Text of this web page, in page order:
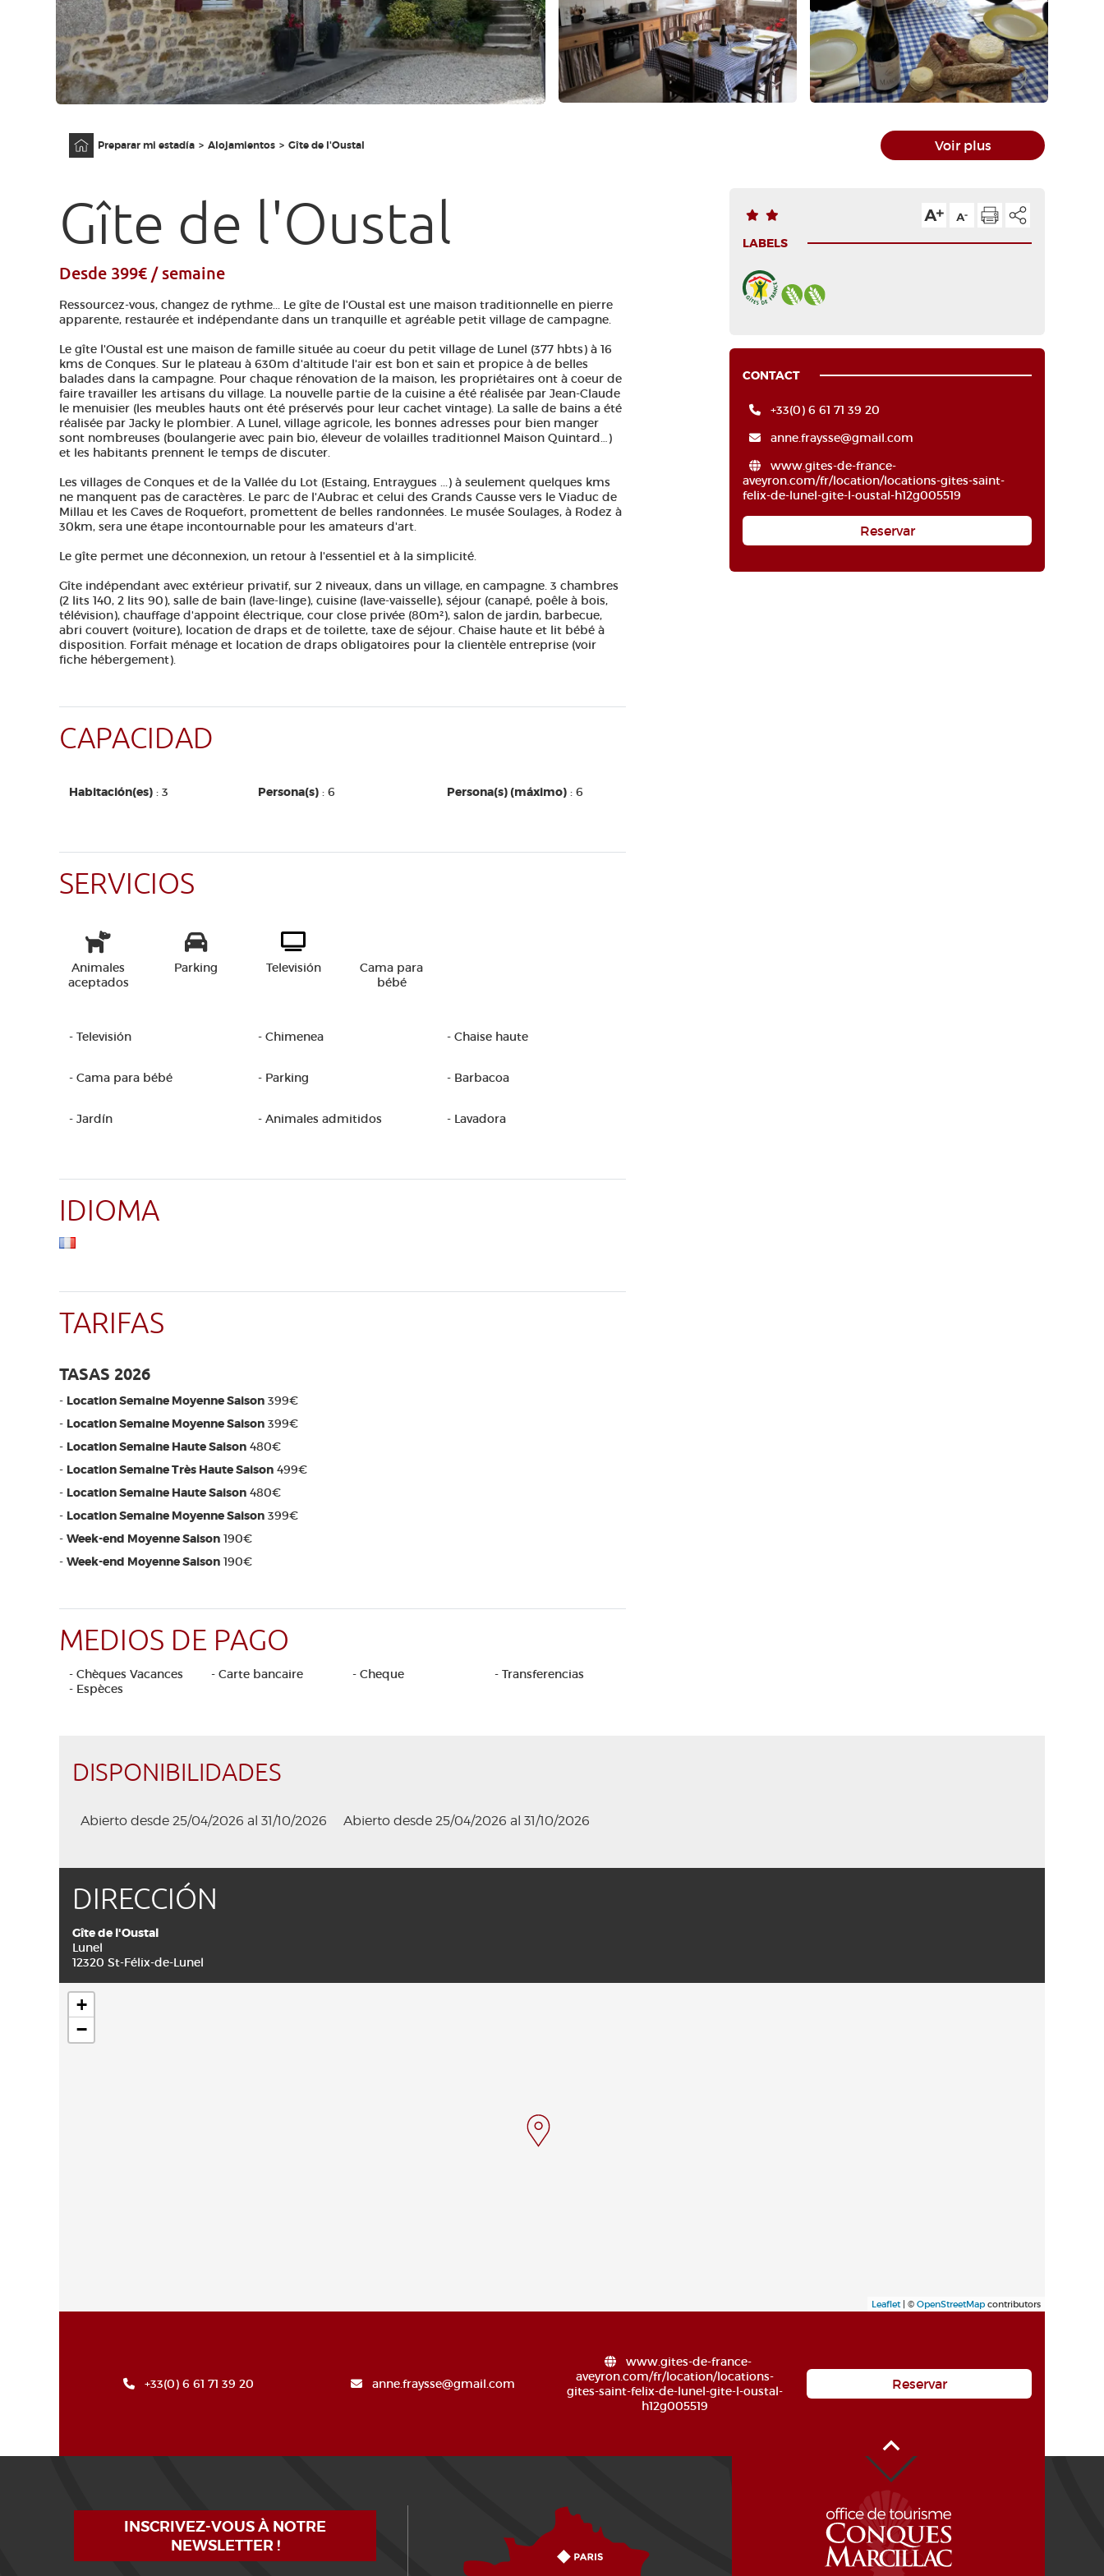
Preparar mi estadía Alojamientos Gîte de l'Oustal Voir plus
Gîte de l'Oustal
Desde 399€ / semaine
Ressourcez-vous, changez de rythme... Le gîte de l'Oustal est une maison traditionnelle en pierre
apparente, restaurée et indépendante dans un tranquille et agréable petit village de campagne.
Le gîte l'Oustal est une maison de famille située au coeur du petit village de Lunel (377 hbts) à 16
kms de Conques. Sur le plateau à 630m d'altitude l'air est bon et sain et propice à de belles
balades dans la campagne. Pour chaque rénovation de la maison, les propriétaires ont à coeur de
faire travailler les artisans du village. La nouvelle partie de la cuisine a été réalisée par Jean-Claude
le menuisier (les meubles hauts ont été préservés pour leur cachet vintage). La salle de bains a été
réalisée par Jacky le plombier. A Lunel, village agricole, les bonnes adresses pour bien manger
sont nombreuses (boulangerie avec pain bio, éleveur de volailles traditionnel Maison Quintard…)
et les habitants prennent le temps de discuter.
Les villages de Conques et de la Vallée du Lot (Estaing, Entraygues ...) à seulement quelques kms
ne manquent pas de caractères. Le parc de l'Aubrac et celui des Grands Causse vers le Viaduc de
Millau et les Caves de Roquefort, promettent de belles randonnées. Le musée Soulages, à Rodez à
30km, sera une étape incontournable pour les amateurs d'art.
Le gîte permet une déconnexion, un retour à l'essentiel et à la simplicité.
Gîte indépendant avec extérieur privatif, sur 2 niveaux, dans un village, en campagne. 3 chambres
(2 lits 140, 2 lits 90), salle de bain (lave-linge), cuisine (lave-vaisselle), séjour (canapé, poêle à bois,
télévision), chauffage d'appoint électrique, cour close privée (80m²), salon de jardin, barbecue,
abri couvert (voiture), location de draps et de toilette, taxe de séjour. Chaise haute et lit bébé à
disposition. Forfait ménage et location de draps obligatoires pour la clientèle entreprise (voir
fiche hébergement).
CAPACIDAD
Habitación(es) : 3 Persona(s) : 6 Persona(s) (máximo) : 6
SERVICIOS
Animales
aceptados
Parking Televisión
Cama para
bébé
- Televisión - Chimenea - Chaise haute
- Cama para bébé - Parking - Barbacoa
- Jardín - Animales admitidos - Lavadora
IDIOMA
TARIFAS
TASAS 2026
- Location Semaine Moyenne Saison 399€
- Location Semaine Moyenne Saison 399€
- Location Semaine Haute Saison 480€
- Location Semaine Très Haute Saison 499€
- Location Semaine Haute Saison 480€
- Location Semaine Moyenne Saison 399€
- Week-end Moyenne Saison 190€
- Week-end Moyenne Saison 190€
MEDIOS DE PAGO
- Chèques Vacances - Carte bancaire - Cheque
- Transferencias
- Espèces
LABELS
CONTACT
+33(0) 6 61 71 39 20
anne.fraysse@gmail.com
www.gites-de-france-
aveyron.com/fr/location/locations-gites-saint-
felix-de-lunel-gite-l-oustal-h12g005519
Reservar
DISPONIBILIDADES
Abierto desde 25/04/2026 al 31/10/2026 Abierto desde 25/04/2026 al 31/10/2026
DIRECCIÓN
Gîte de l'Oustal
Lunel
12320 St-Félix-de-Lunel
+
−
Leaflet| © OpenStreetMap contributors
+33(0) 6 61 71 39 20 anne.fraysse@gmail.com
www.gites-de-france-
aveyron.com/fr/location/locations-
gites-saint-felix-de-lunel-gite-l-oustal-
h12g005519
Reservar
INSCRIVEZ-VOUS À NOTRE
NEWSLETTER !